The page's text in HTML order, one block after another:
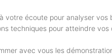
votre écoute pour analyser vos
techniques pour atteindre vos
avec vous les